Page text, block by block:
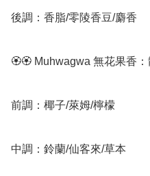
後調：香脂/零陵香豆/麝香
🏵🏵 Muhwagwa 無花果香：
前調：椰子/萊姆/檸檬
中調：鈴蘭/仙客來/草本